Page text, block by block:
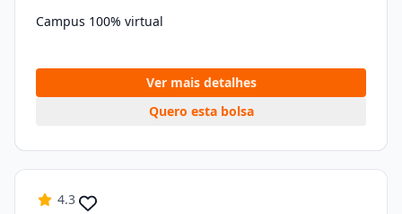
Campus 100% virtual
Ver mais detalhes
Quero esta bolsa
4.3